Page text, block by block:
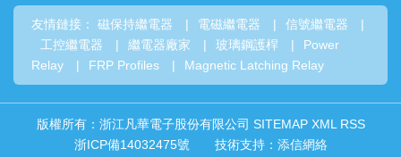
友情鏈接： 磁保持繼電器 | 電磁繼電器 | 信號繼電器
|
工控繼電器
| 繼電器廠家 | 玻璃鋼護桿 |
Power
Relay
| FRP Profiles | Magnetic Latching Relay
版權所有：浙江凡華電子股份有限公司 SITEMAP XML RSS
浙ICP備14032475號 技術支持： 添信網絡